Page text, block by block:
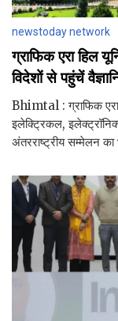
newstoday network
ग्राफिक एरा हिल
विदेशों से पहुंचें
Bhimtal : ग्राफिक एरा
इलेक्ट्रिकल,
अंतरराष्ट्रीय सम्मेलन